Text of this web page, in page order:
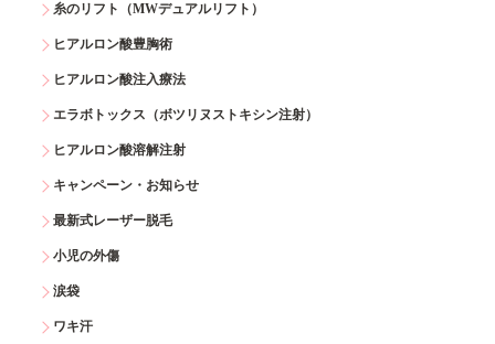
糸のリフト（MWデュアルリフト）
ヒアルロン酸豊胸術
ヒアルロン酸注入療法
エラボトックス（ボツリヌストキシン注射）
ヒアルロン酸溶解注射
キャンペーン・お知らせ
最新式レーザー脱毛
小児の外傷
涙袋
ワキ汗